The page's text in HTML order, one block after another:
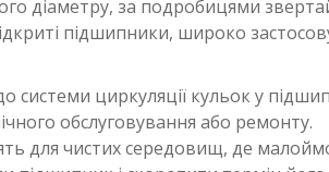
діаметру, за подробицями
підшипники, широко
системи циркуляції кульок у
обслуговування або ремонту.
для чистих середовищ, де